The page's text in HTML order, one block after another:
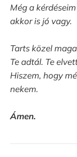
Még a
akkor is jó vagy.
Tarts közel
Te adtál. Te
Hiszem, hogy
nekem.
Ámen.